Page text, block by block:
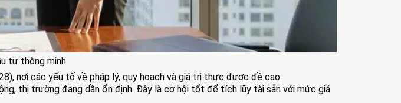
tư thông minh
nơi các yếu tố về pháp lý, quy hoạch và giá trị thực được đề cao.
thị trường đang dần ổn định. Đây là cơ hội tốt để tích lũy tài sản với mức giá